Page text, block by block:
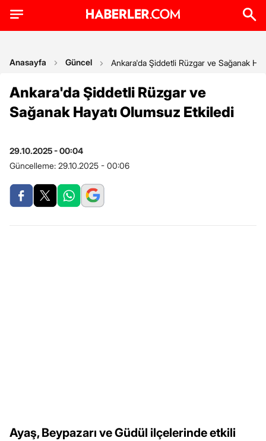
Anasayfa Güncel Ankara'da Şiddetli Rüzgar ve Sağanak
Ankara'da Şiddetli Rüzgar ve
Sağanak Hayatı Olumsuz Etkiledi
29.10.2025 - 00:04
Güncelleme: 29.10.2025 - 00:06
Ayaş, Beypazarı ve Güdül ilçelerinde etkili